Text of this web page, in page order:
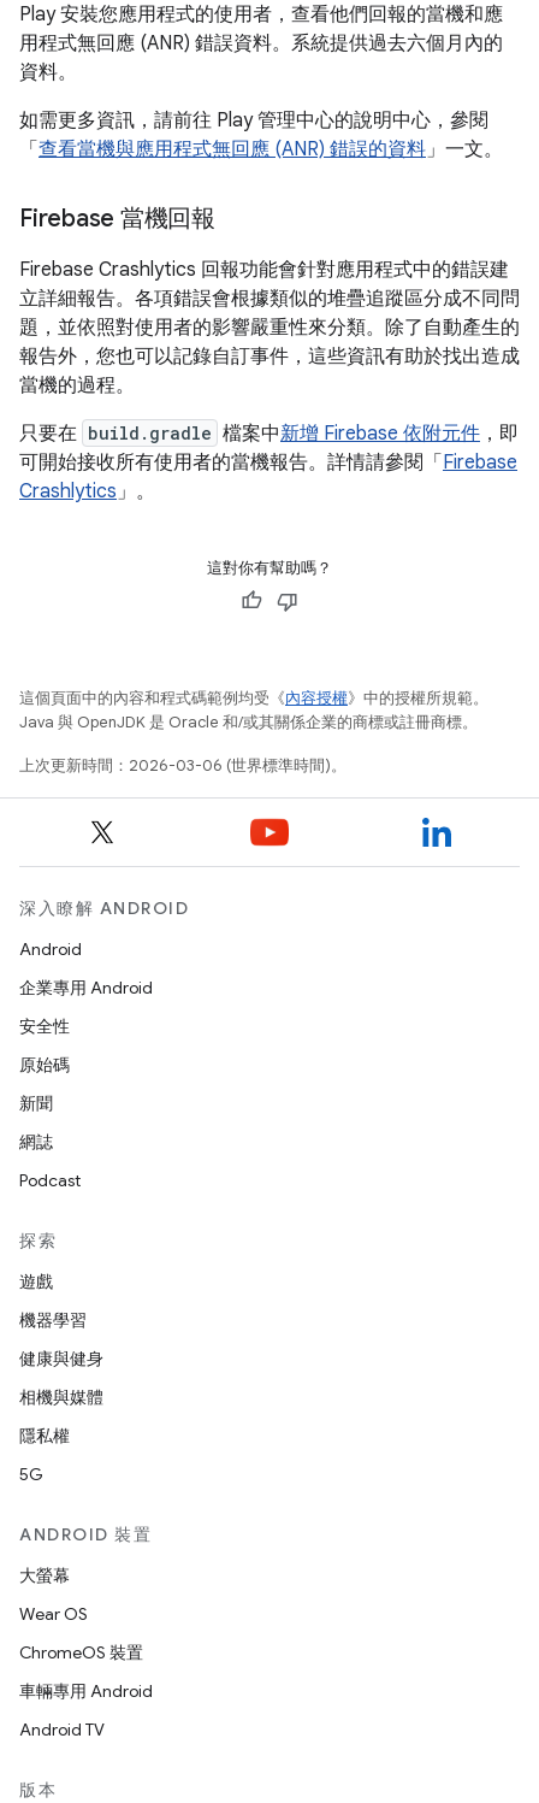
Play 安裝您應用程式的使用者，查看他們回報的當機和應
用程式無回應 (ANR) 錯誤資料。系統提供過去六個月內的
資料。
如需更多資訊，請前往 Play 管理中心的說明中心，參閱
「 查看當機與應用程式無回應 (ANR) 錯誤的資料」一文。
Firebase 當機回報
Firebase Crashlytics 回報功能會針對應用程式中的錯誤建
立詳細報告。各項錯誤會根據類似的堆疊追蹤區分成不同問
題，並依照對使用者的影響嚴重性來分類。除了自動產生的
報告外，您也可以記錄自訂事件，這些資訊有助於找出造成
當機的過程。
只要在 build.gradle 檔案中新增 Firebase 依附元件 ，即
可開始接收所有使用者的當機報告。詳情請參閱「 Firebase
Crashlytics」。
這對你有幫助嗎？
這個頁面中的內容和程式碼範例均受《內容授權》中的授權所規範。
Java 與 OpenJDK 是 Oracle 和/或其關係企業的商標或註冊商標。
上次更新時間：2026-03-06 (世界標準時間)。
深入瞭解 ANDROID
Android
企業專用 Android
安全性
原始碼
新聞
網誌
Podcast
探索
遊戲
機器學習
健康與健身
相機與媒體
隱私權
5G
ANDROID 裝置
大螢幕
Wear OS
ChromeOS 裝置
車輛專用 Android
Android TV
版本